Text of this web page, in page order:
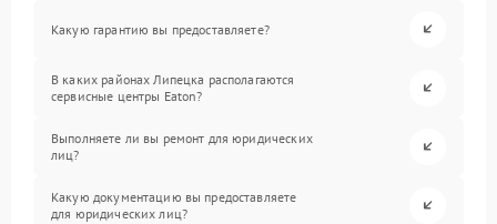
Какую гарантию вы предоставляете?
В каких районах Липецка располагаются
сервисные центры Eaton?
Выполняете ли вы ремонт для юридических
лиц?
Какую документацию вы предоставляете
для юридических лиц?